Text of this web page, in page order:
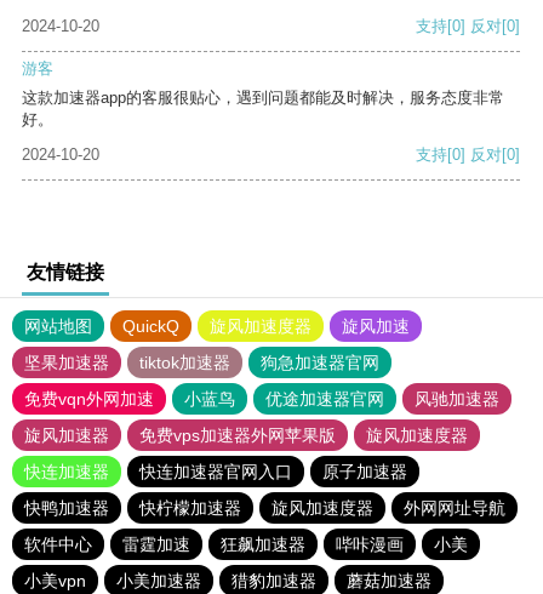
2024-10-20
支持[0] 反对[0]
游客
这款加速器app的客服很贴心，遇到问题都能及时解决，服务态度非常
好。
2024-10-20
支持[0] 反对[0]
友情链接
网站地图 QuickQ 旋风加速度器
旋风加速
坚果加速器
tiktok加速器
狗急加速器官网
免费vqn外网加速
小蓝鸟 优途加速器官网
风驰加速器
旋风加速器
免费vps加速器外网苹果版
旋风加速度器
快连加速器
快连加速器官网入口
原子加速器
快鸭加速器
快柠檬加速器 旋风加速度器
外网网址导航
软件中心
雷霆加速 狂飙加速器 哔咔漫画
小美
小美vpn
小美加速器 猎豹加速器
蘑菇加速器